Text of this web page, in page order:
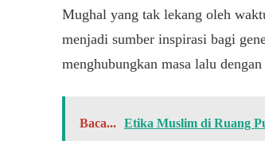
Mughal yang tak lekang oleh
menjadi sumber inspirasi bagi
menghubungkan masa lalu
Baca... Etika Muslim di Ruang